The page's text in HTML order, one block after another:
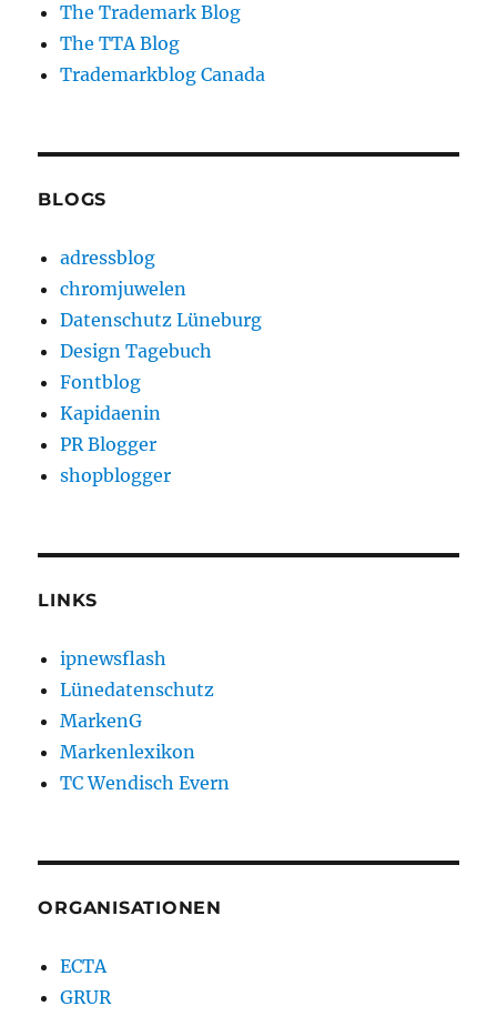
The Trademark Blog
The TTA Blog
Trademarkblog Canada
BLOGS
adressblog
chromjuwelen
Datenschutz Lüneburg
Design Tagebuch
Fontblog
Kapidaenin
PR Blogger
shopblogger
LINKS
ipnewsflash
Lünedatenschutz
MarkenG
Markenlexikon
TC Wendisch Evern
ORGANISATIONEN
ECTA
GRUR